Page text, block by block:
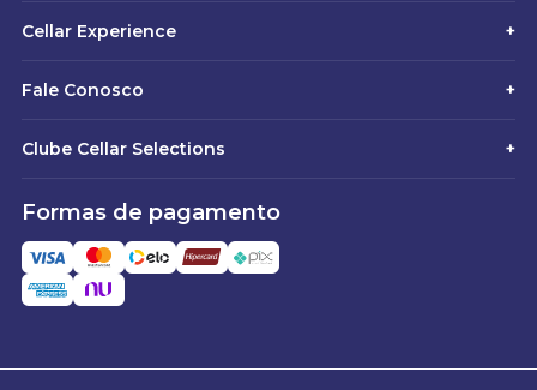
Cellar Experience +
Fale Conosco +
Clube Cellar Selections +
Formas de pagamento